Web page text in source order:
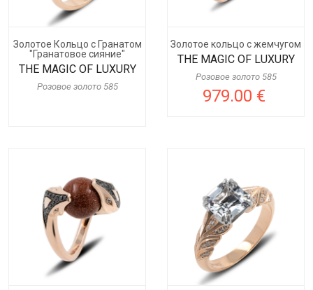
Золотое Кольцо с Гранатом
"Гранатовое сияние"
THE MAGIC OF LUXURY
Розовое золото 585
Золотое кольцо с жемчугом
THE MAGIC OF LUXURY
Розовое золото 585
979.00 €